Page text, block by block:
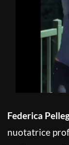
Federica
nuotatrice